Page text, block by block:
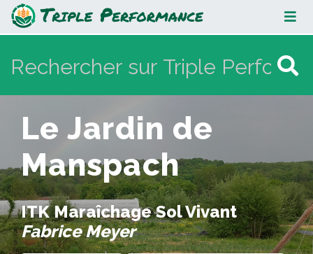
Le Jardin de Manspach
Le Jardin de
Manspach
ITK Maraîchage Sol Vivant
Fabrice Meyer